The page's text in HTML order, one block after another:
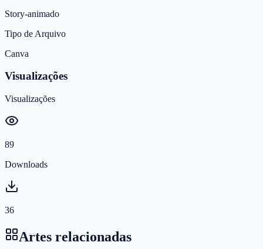
Story-animado
Tipo de Arquivo
Canva
Visualizações
Visualizações
89
Downloads
36
Artes relacionadas